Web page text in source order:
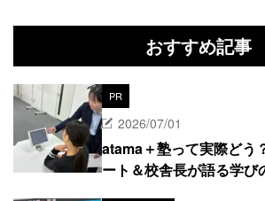
おすすめ記事
PR
2026/07/01
atama＋塾って実際どう
ート＆校舎長が語る学び